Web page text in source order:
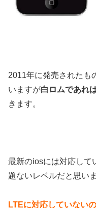
2011年に発売されたも
いますが白ロムであれ
きます。
最新のiosには対応して
題ないレベルだと思いま
LTEに対応していない